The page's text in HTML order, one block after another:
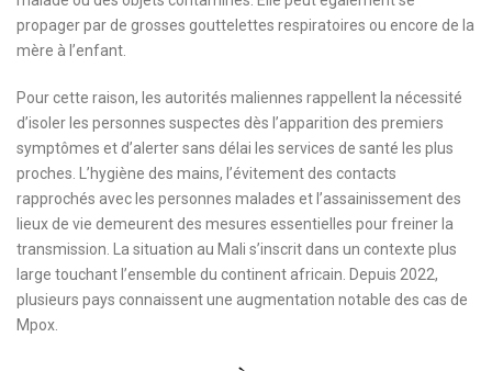
propager par de grosses gouttelettes respiratoires ou encore de la
mère à l’enfant.
Pour cette raison, les autorités maliennes rappellent la nécessité
d’isoler les personnes suspectes dès l’apparition des premiers
symptômes et d’alerter sans délai les services de santé les plus
proches. L’hygiène des mains, l’évitement des contacts
rapprochés avec les personnes malades et l’assainissement des
lieux de vie demeurent des mesures essentielles pour freiner la
transmission. La situation au Mali s’inscrit dans un contexte plus
large touchant l’ensemble du continent africain. Depuis 2022,
plusieurs pays connaissent une augmentation notable des cas de
Mpox.